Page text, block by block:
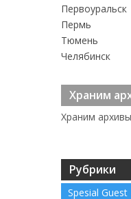
Первоуральск
Пермь
Тюмень
Челябинск
Храним
Храним архивы
Рубрики
Spesial Guest